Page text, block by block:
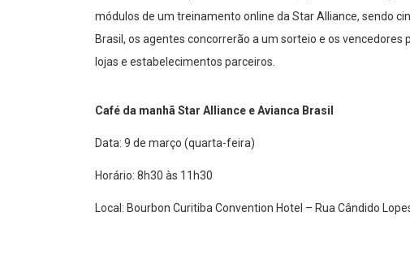
módulos de um treinamento online da Star Alliance, sendo
Brasil, os agentes concorrerão a um sorteio e os
lojas e estabelecimentos parceiros.
Café da manhã Star Alliance e Avianca Brasil
Data: 9 de março (quarta-feira)
Horário: 8h30 às 11h30
Local: Bourbon Curitiba Convention Hotel – Rua Cândido